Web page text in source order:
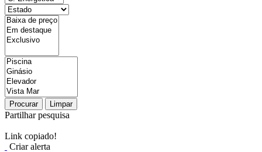
Procurar Limpar
Partilhar pesquisa
Link copiado!
Criar alerta